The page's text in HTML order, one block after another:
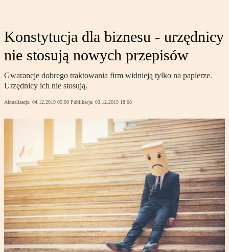
Konstytucja dla biznesu - urzędnicy
nie stosują nowych przepisów
Gwarancje dobrego traktowania firm widnieją tylko na papierze.
Urzędnicy ich nie stosują.
Aktualizacja: 04.12.2019 05:00 Publikacja: 03.12.2019 18:08